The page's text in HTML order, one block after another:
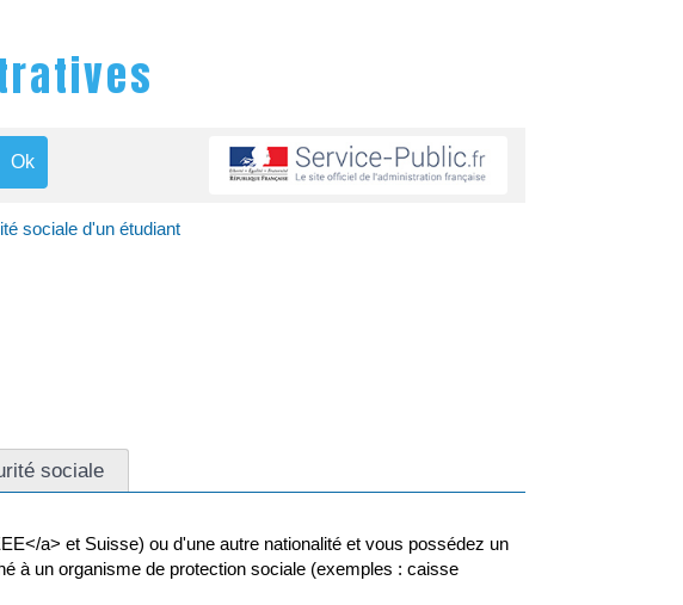
sociale d'un étudiant
sociale
a> et Suisse) ou d'une autre nationalité et vous possédez un
à un organisme de protection sociale (exemples : caisse